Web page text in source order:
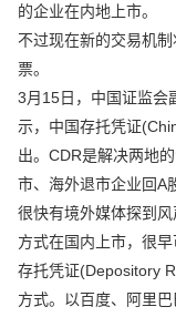
的企业在内地上市。
不过现在新的交易机
票。
3月15日，中国证监会
示，中国存托凭证
出。CDR是解决两地
市、海外退市企业回A
很快有境外媒体探到
方式在国内上市，很早
存托凭证(Depository
方式。以百度、阿里